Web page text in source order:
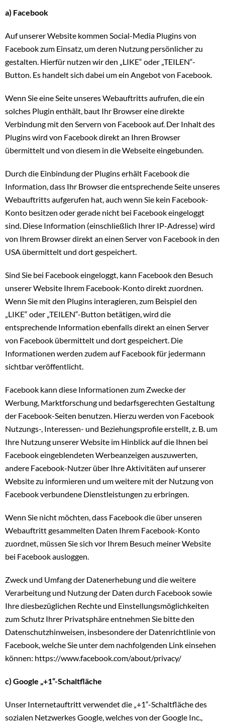
a) Facebook
Auf unserer Website kommen Social-Media Plugins von
Facebook zum Einsatz, um deren Nutzung persönlicher zu
gestalten. Hierfür nutzen wir den „LIKE“ oder „TEILEN“-
Button. Es handelt sich dabei um ein Angebot von Facebook.
Wenn Sie eine Seite unseres Webauftritts aufrufen, die ein
solches Plugin enthält, baut Ihr Browser eine direkte
Verbindung mit den Servern von Facebook auf. Der Inhalt des
Plugins wird von Facebook direkt an Ihren Browser
übermittelt und von diesem in die Webseite eingebunden.
Durch die Einbindung der Plugins erhält Facebook die
Information, dass Ihr Browser die entsprechende Seite unseres
Webauftritts aufgerufen hat, auch wenn Sie kein Facebook-
Konto besitzen oder gerade nicht bei Facebook eingeloggt
sind. Diese Information (einschließlich Ihrer IP-Adresse) wird
von Ihrem Browser direkt an einen Server von Facebook in den
USA übermittelt und dort gespeichert.
Sind Sie bei Facebook eingeloggt, kann Facebook den Besuch
unserer Website Ihrem Facebook-Konto direkt zuordnen.
Wenn Sie mit den Plugins interagieren, zum Beispiel den
„LIKE“ oder „TEILEN“-Button betätigen, wird die
entsprechende Information ebenfalls direkt an einen Server
von Facebook übermittelt und dort gespeichert. Die
Informationen werden zudem auf Facebook für jedermann
sichtbar veröffentlicht.
Facebook kann diese Informationen zum Zwecke der
Werbung, Marktforschung und bedarfsgerechten Gestaltung
der Facebook-Seiten benutzen. Hierzu werden von Facebook
Nutzungs-, Interessen- und Beziehungsprofile erstellt, z. B. um
Ihre Nutzung unserer Website im Hinblick auf die Ihnen bei
Facebook eingeblendeten Werbeanzeigen auszuwerten,
andere Facebook-Nutzer über Ihre Aktivitäten auf unserer
Website zu informieren und um weitere mit der Nutzung von
Facebook verbundene Dienstleistungen zu erbringen.
Wenn Sie nicht möchten, dass Facebook die über unseren
Webauftritt gesammelten Daten Ihrem Facebook-Konto
zuordnet, müssen Sie sich vor Ihrem Besuch meiner Website
bei Facebook ausloggen.
Zweck und Umfang der Datenerhebung und die weitere
Verarbeitung und Nutzung der Daten durch Facebook sowie
Ihre diesbezüglichen Rechte und Einstellungsmöglichkeiten
zum Schutz Ihrer Privatsphäre entnehmen Sie bitte den
Datenschutzhinweisen, insbesondere der Datenrichtlinie von
Facebook, welche Sie unter dem nachfolgenden Link einsehen
können: https://www.facebook.com/about/privacy/
c) Google „+1“-Schaltfläche
Unser Internetauftritt verwendet die „+1“-Schaltfläche des
sozialen Netzwerkes Google, welches von der Google Inc.,